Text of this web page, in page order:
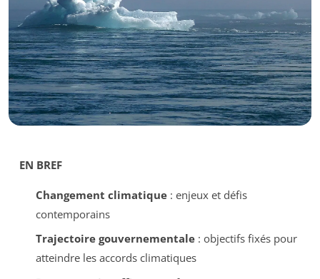
EN BREF
Changement climatique: enjeux et défis
contemporains
Trajectoire gouvernementale: objectifs fixés pour
atteindre les accords climatiques